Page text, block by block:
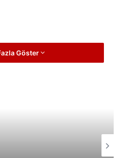
Göster